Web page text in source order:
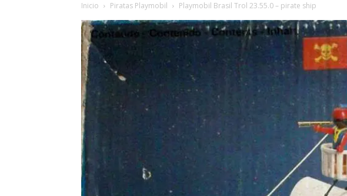
Inicio Piratas Playmobil Playmobil Brasil Trol 23.55.0 – pirate ship